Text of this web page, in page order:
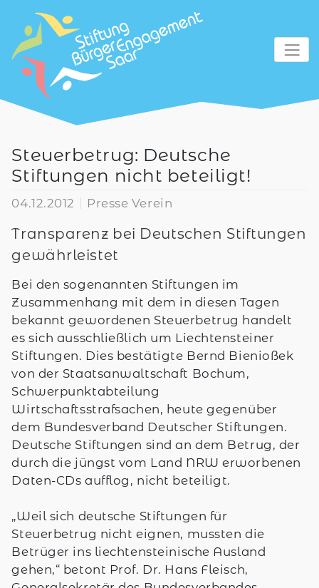
zum Inhalt
Steuerbetrug: Deutsche
Stiftungen nicht beteiligt!
04.12.2012 Presse Verein
Transparenz bei Deutschen Stiftungen
gewährleistet
Bei den sogenannten Stiftungen im
Zusammenhang mit dem in diesen Tagen
bekannt gewordenen Steuerbetrug handelt
es sich ausschließlich um Liechtensteiner
Stiftungen. Dies bestätigte Bernd Bienioßek
von der Staatsanwaltschaft Bochum,
Schwerpunktabteilung
Wirtschaftsstrafsachen, heute gegenüber
dem Bundesverband Deutscher Stiftungen.
Deutsche Stiftungen sind an dem Betrug, der
durch die jüngst vom Land NRW erworbenen
Daten-CDs aufflog, nicht beteiligt.
„Weil sich deutsche Stiftungen für
Steuerbetrug nicht eignen, mussten die
Betrüger ins liechtensteinische Ausland
gehen,“ betont Prof. Dr. Hans Fleisch,